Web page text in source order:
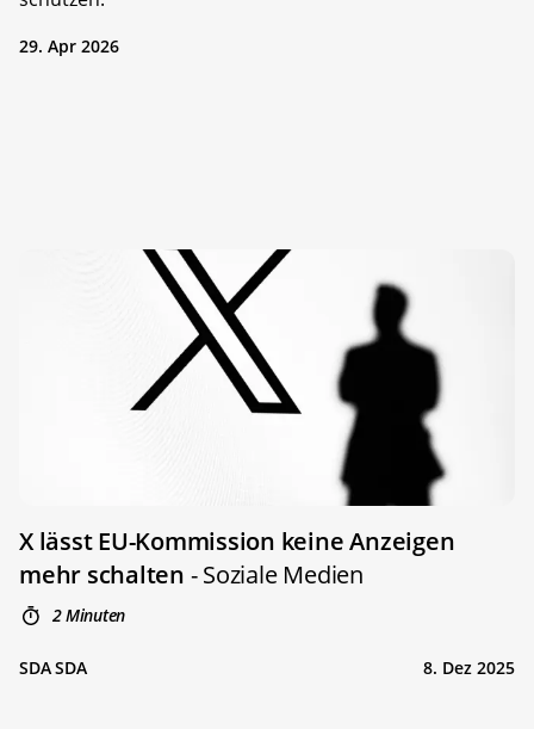
29. Apr 2026
X lässt EU-Kommission keine Anzeigen
mehr schalten - Soziale Medien
2 Minuten
SDA SDA 8. Dez 2025